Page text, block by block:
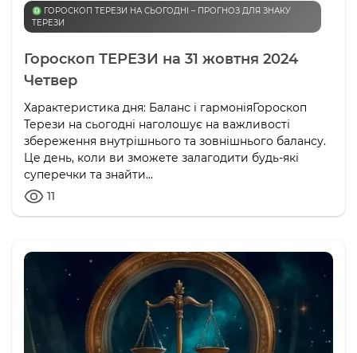
♎️ ГОРОСКОП ТЕРЕЗИ НА СЬОГОДНІ – ПРОГНОЗ ДЛЯ ЗНАКУ
ТЕРЕЗИ
Гороскоп ТЕРЕЗИ на 31 жовтня 2024
Четвер
Характеристика дня: Баланс і гармоніяГороскоп
Терези на сьогодні наголошує на важливості
збереження внутрішнього та зовнішнього балансу.
Це день, коли ви зможете залагодити будь-які
суперечки та знайти...
11